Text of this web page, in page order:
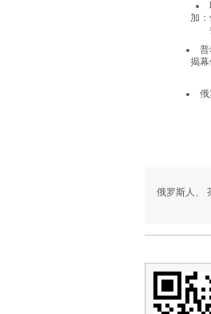
加
揭
俄
俄罗斯人 、